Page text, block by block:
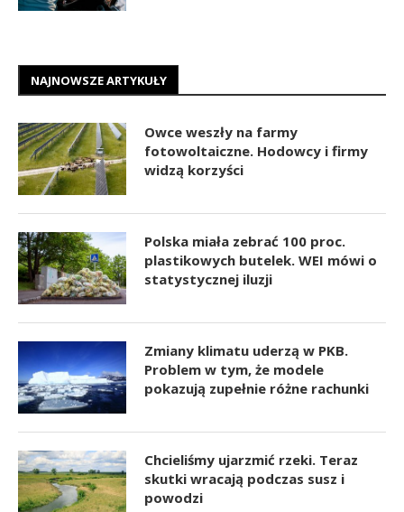
NAJNOWSZE ARTYKUŁY
Owce weszły na farmy
fotowoltaiczne. Hodowcy i firmy
widzą korzyści
Polska miała zebrać 100 proc.
plastikowych butelek. WEI mówi o
statystycznej iluzji
Zmiany klimatu uderzą w PKB.
Problem w tym, że modele
pokazują zupełnie różne rachunki
Chcieliśmy ujarzmić rzeki. Teraz
skutki wracają podczas susz i
powodzi